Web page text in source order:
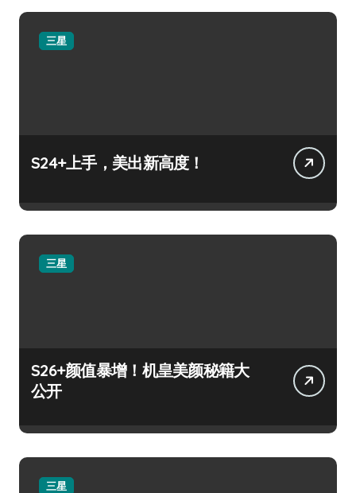
三星
S24+上手，美出新高度！
三星
S26+颜值暴增！机皇美颜秘籍大
公开
三星